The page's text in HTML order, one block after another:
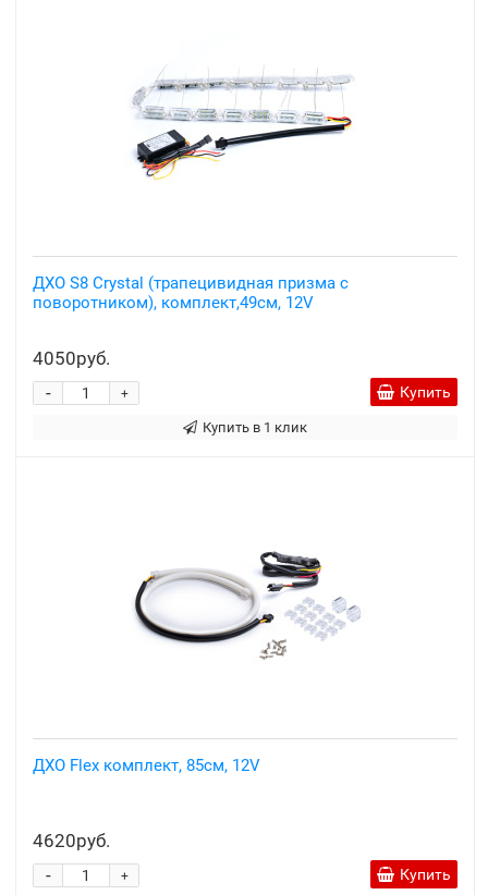
ДХО S8 Crystal (трапецивидная призма с
поворотником), комплект,49см, 12V
4050руб.
+
- Купить
Купить в 1 клик
ДХО Flex комплект, 85см, 12V
4620руб.
+
- Купить